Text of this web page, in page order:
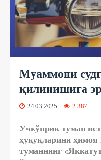
Муаммони
қилинишига
24.03.2025 2 387
Учкўприк туман
ҳуқуқларини
туманнинг